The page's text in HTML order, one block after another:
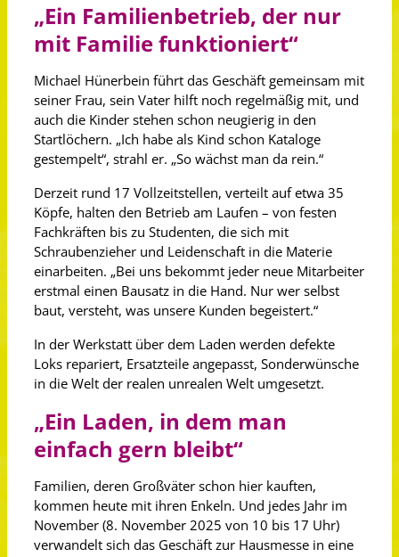
„Ein Familienbetrieb, der nur
mit Familie funktioniert“
Michael Hünerbein führt das Geschäft gemeinsam mit
seiner Frau, sein Vater hilft noch regelmäßig mit, und
auch die Kinder stehen schon neugierig in den
Startlöchern. „Ich habe als Kind schon Kataloge
gestempelt“, strahl er. „So wächst man da rein.“
Derzeit rund 17 Vollzeitstellen, verteilt auf etwa 35
Köpfe, halten den Betrieb am Laufen – von festen
Fachkräften bis zu Studenten, die sich mit
Schraubenzieher und Leidenschaft in die Materie
einarbeiten. „Bei uns bekommt jeder neue Mitarbeiter
erstmal einen Bausatz in die Hand. Nur wer selbst
baut, versteht, was unsere Kunden begeistert.“
In der Werkstatt über dem Laden werden defekte
Loks repariert, Ersatzteile angepasst, Sonderwünsche
in die Welt der realen unrealen Welt umgesetzt.
„Ein Laden, in dem man
einfach gern bleibt“
Familien, deren Großväter schon hier kauften,
kommen heute mit ihren Enkeln. Und jedes Jahr im
November (8. November 2025 von 10 bis 17 Uhr)
verwandelt sich das Geschäft zur Hausmesse in eine